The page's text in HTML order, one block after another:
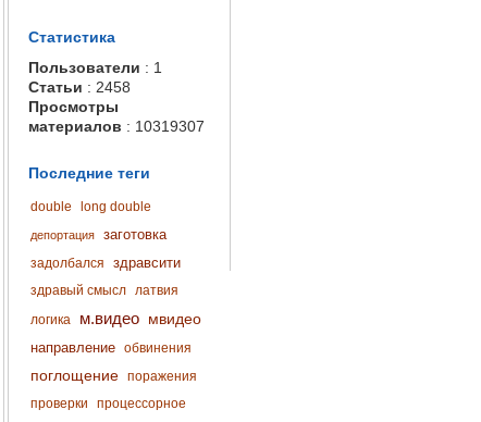
Статистика
Пользователи : 1
Статьи : 2458
Просмотры
материалов : 10319307
Последние теги
double long double
депортация заготовка
задолбался здравсити
здравый смысл латвия
логика
м.видео мвидео
направление обвинения
поглощение поражения
проверки
процессорное